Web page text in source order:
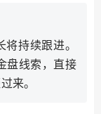
持续跟进。
盘线索，直接
来。